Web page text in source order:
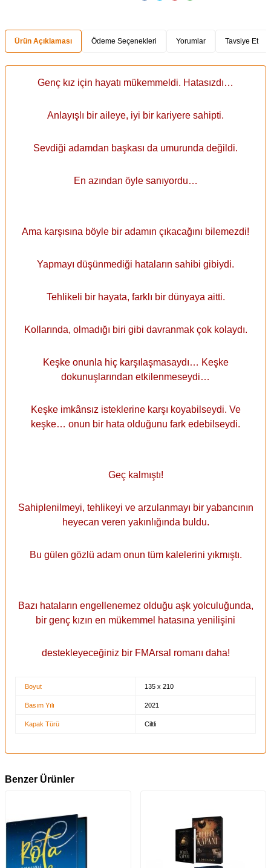
Ürün Açıklaması Ödeme Seçenekleri Yorumlar Tavsiye Et
Genç kız için hayatı mükemmeldi. Hatasızdı…
Anlayışlı bir aileye, iyi bir kariyere sahipti.
Sevdiği adamdan başkası da umurunda değildi.
En azından öyle sanıyordu…
Ama karşısına böyle bir adamın çıkacağını bilemezdi!
Yapmayı düşünmediği hataların sahibi gibiydi.
Tehlikeli bir hayata, farklı bir dünyaya aitti.
Kollarında, olmadığı biri gibi davranmak çok kolaydı.
Keşke onunla hiç karşılaşmasaydı… Keşke
dokunuşlarından etkilenmeseydi…
Keşke imkânsız isteklerine karşı koyabilseydi. Ve
keşke… onun bir hata olduğunu fark edebilseydi.
Geç kalmıştı!
Sahiplenilmeyi, tehlikeyi ve arzulanmayı bir yabancının
heyecan veren yakınlığında buldu.
Bu gülen gözlü adam onun tüm kalelerini yıkmıştı.
Bazı hataların engellenemez olduğu aşk yolculuğunda,
bir genç kızın en mükemmel hatasına yenilişini
destekleyeceğiniz bir FMArsal romanı daha!
Boyut 135 x 210
Basım Yılı 2021
Kapak Türü Ciltli
Benzer Ürünler